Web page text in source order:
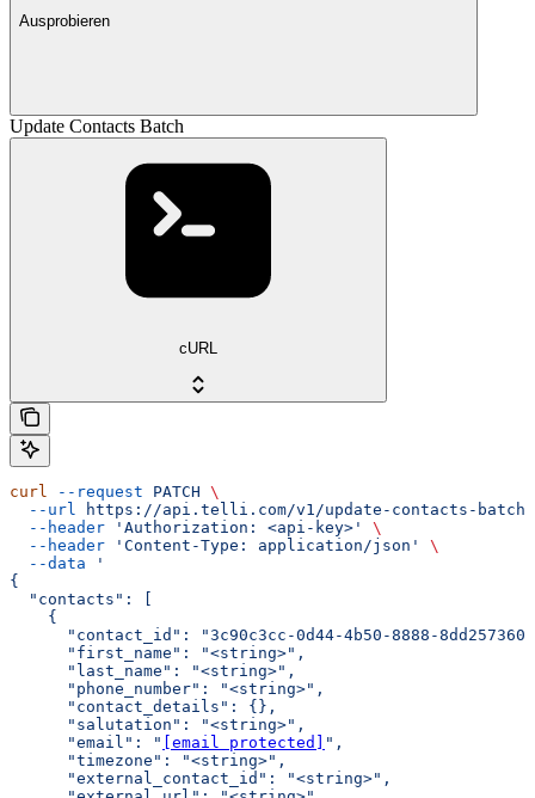
Ausprobieren
Update Contacts Batch
cURL
curl --request PATCH \
  --url
https://api.telli.com/v1/update-contacts-batch
  --header
'Authorization: <api-key>'
\
  --header
'Content-Type: application/json'
\
  --data
'
{
  "contacts": [
    {
"contact_id": "3c90c3cc-0d44-4b50-8888-
      "first_name": "<string>",
      "last_name": "<string>",
      "phone_number": "<string>",
      "contact_details": {},
      "salutation": "<string>",
      "email": "
[email protected] ",
      "timezone": "<string>",
      "external_contact_id": "<string>",